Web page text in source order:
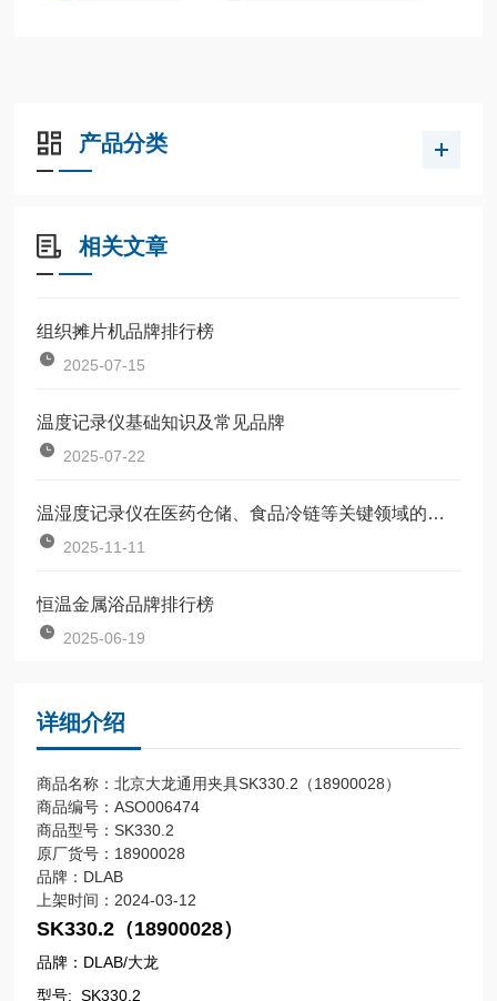
产品分类
相关文章
组织摊片机品牌排行榜
2025-07-15
温度记录仪基础知识及常见品牌
2025-07-22
温湿度记录仪在医药仓储、食品冷链等关键领域的应用场景分析
2025-11-11
恒温金属浴品牌排行榜
2025-06-19
详细介绍
商品名称：北京大龙通用夹具SK330.2（18900028）
商品编号：ASO006474
商品型号：SK330.2
原厂货号：18900028
品牌：DLAB
上架时间：2024-03-12
SK330.2（18900028）
品牌：DLAB/大龙
型号: SK330.2